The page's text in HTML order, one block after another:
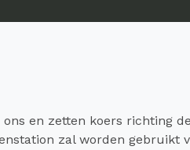
en zetten koers richting
zal worden gebruikt